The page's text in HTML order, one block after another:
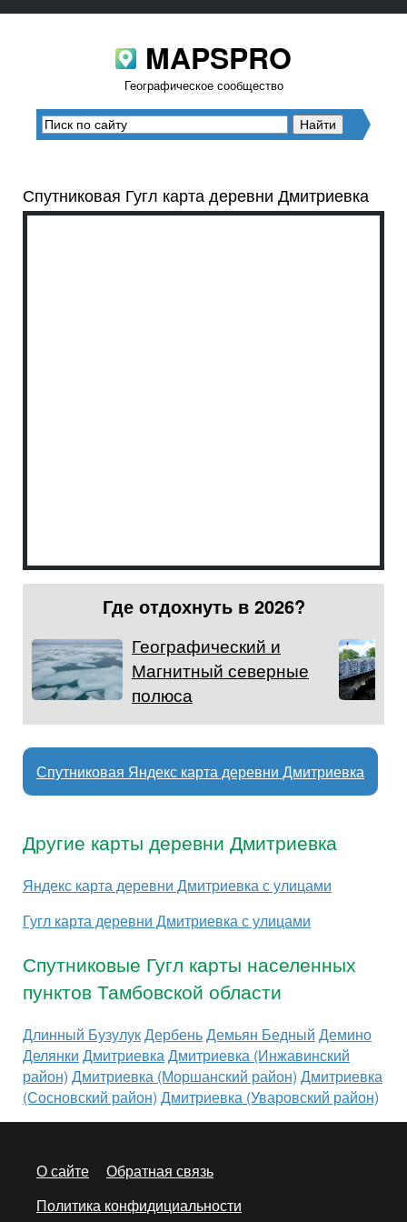
MAPSPRO
Географическое сообщество
Спутниковая Гугл карта деревни Дмитриевка
Где отдохнуть в 2026?
Географический и
Магнитный северные
полюса
Спутниковая Яндекс карта деревни Дмитриевка
Другие карты деревни Дмитриевка
Яндекс карта деревни Дмитриевка с улицами
Гугл карта деревни Дмитриевка с улицами
Спутниковые Гугл карты населенных
пунктов Тамбовской области
Длинный БузулукДербеньДемьян Бедный Демино
Делянки Дмитриевка Дмитриевка (Инжавинский
район) Дмитриевка (Моршанский район) Дмитриевка
(Сосновский район) Дмитриевка (Уваровский район)
О сайте
Обратная связь
Политика конфидициальности